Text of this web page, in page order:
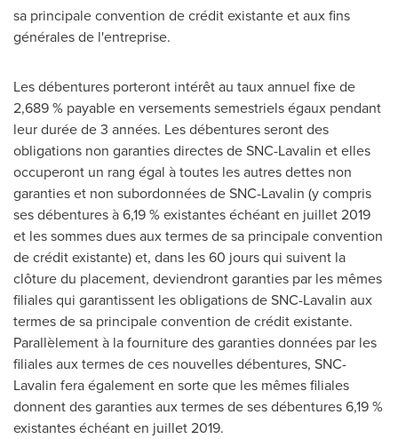
sa principale convention de crédit existante et aux fins
générales de l'entreprise.
Les débentures porteront intérêt au taux annuel fixe de
2,689 % payable en versements semestriels égaux pendant
leur durée de 3 années. Les débentures seront des
obligations non garanties directes de SNC-Lavalin et elles
occuperont un rang égal à toutes les autres dettes non
garanties et non subordonnées de SNC-Lavalin (y compris
ses débentures à 6,19 % existantes échéant en juillet2019
et les sommes dues aux termes de sa principale convention
de crédit existante) et, dans les 60 jours qui suivent la
clôture du placement, deviendront garanties par les mêmes
filiales qui garantissent les obligations de SNC-Lavalin aux
termes de sa principale convention de crédit existante.
Parallèlement à la fourniture des garanties données par les
filiales aux termes de ces nouvelles débentures, SNC-
Lavalin fera également en sorte que les mêmes filiales
donnent des garanties aux termes de ses débentures 6,19 %
existantes échéant en juillet 2019.